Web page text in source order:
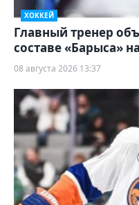
ХОККЕЙ
Главный тренер
составе «Барыса»
08 августа 2026 13:37